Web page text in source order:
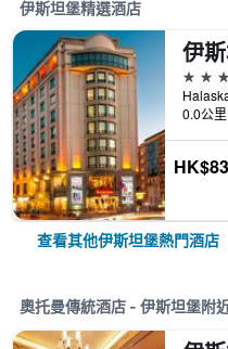
伊斯坦堡精選酒店
5星級
0.0公
查看其他伊斯坦堡熱門酒店
奧托曼傳統酒店 - 伊斯坦堡附